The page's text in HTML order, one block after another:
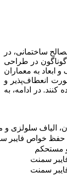
ساختمانی، در
گوناگون در طراحی
ابعاد به معماران
انعطاف‌پذیر و
کنند. در ادامه، به
الیاف سلولزی و
حفظ خواص فایبر
مستحکم
سمنت
سمنت